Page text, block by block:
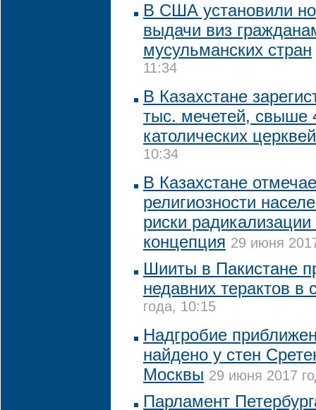
В США установили
выдачи виз
мусульманских стран
11:34
В Казахстане
тыс. мечетей, свыше
католических церквей
10:34
В Казахстане
религиозности
риски
концепция 29 июня
Шииты в Пакистане
недавних терактов в
года, 10:15
Надгробие
найдено у стен
Москвы 29 июня 2017
Парламент